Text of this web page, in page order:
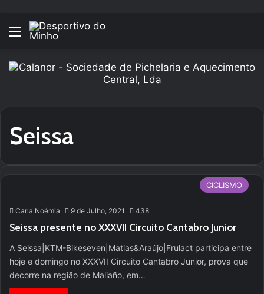
Menu
Seissa
CICLISMO
Carla Noémia 9 de Julho, 2021 438
Seissa presente no XXXVII Circuito Cantabro Junior
A Seissa|KTM-Bikeseven|Matias&Araújo|Frulact participa entre
hoje e domingo no XXXVII Circuito Cantabro Junior, prova que
decorre na região de Maliaño, em…